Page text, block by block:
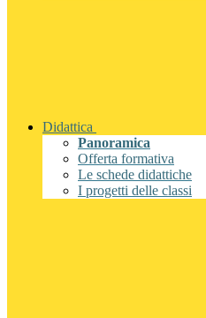
Didattica
Panoramica
Offerta formativa
Le schede didattiche
I progetti delle classi